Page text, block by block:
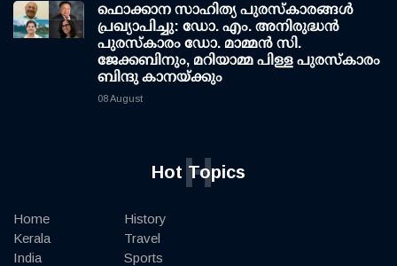
ഫൊക്കാന സാഹിത്യ പുരസ്‌കാരങ്ങള്‍
പ്രഖ്യാപിച്ചു: ഡോ. എം. അനിരുദ്ധന്‍
പുരസ്‌കാരം ഡോ. മാമ്മന്‍ സി.
ജേക്കബിനും, മറിയാമ്മ പിള്ള പുരസ്‌കാരം
ബിന്ദു കാനയ്ക്കും
08 August
Hot Topics
H
Home
Kerala
India
History
Travel
Sports